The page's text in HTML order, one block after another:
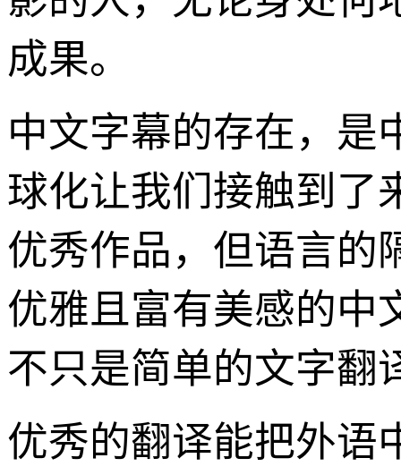
成果。
中文字幕的存在，是
球化让我们接触到了
优秀作品，但语言的
优雅且富有美感的中
不只是简单的文字翻
优秀的翻译能把外语